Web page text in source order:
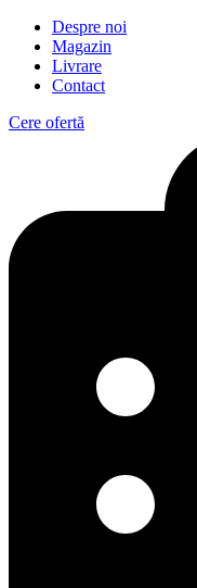
Despre noi
Magazin
Livrare
Contact
Cere ofertă